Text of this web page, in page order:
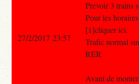
Prevoir 3 trains
Pour les
[1]cliquer ici.
Trafic normal
RER
Avant de
27/2/2017 23:57